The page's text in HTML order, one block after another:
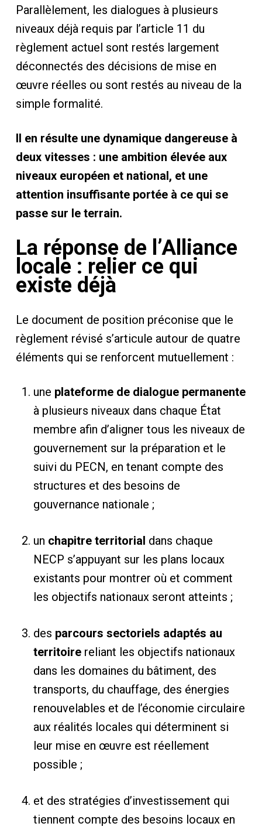
Parallèlement, les dialogues à plusieurs
niveaux déjà requis par l’article 11 du
règlement actuel sont restés largement
déconnectés des décisions de mise en
œuvre réelles ou sont restés au niveau de la
simple formalité.
Il en résulte une dynamique dangereuse à
deux vitesses : une ambition élevée aux
niveaux européen et national, et une
attention insuffisante portée à ce qui se
passe sur le terrain.
La réponse de l’Alliance
locale : relier ce qui
existe déjà
Le document de position préconise que le
règlement révisé s’articule autour de quatre
éléments qui se renforcent mutuellement :
une plateforme de dialogue permanente
à plusieurs niveaux dans chaque État
membre afin d’aligner tous les niveaux de
gouvernement sur la préparation et le
suivi du PECN, en tenant compte des
structures et des besoins de
gouvernance nationale ;
un chapitre territorial dans chaque
NECP s’appuyant sur les plans locaux
existants pour montrer où et comment
les objectifs nationaux seront atteints ;
des parcours sectoriels adaptés au
territoirereliant les objectifs nationaux
dans les domaines du bâtiment, des
transports, du chauffage, des énergies
renouvelables et de l’économie circulaire
aux réalités locales qui déterminent si
leur mise en œuvre est réellement
possible ;
et des stratégies d’investissement qui
tiennent compte des besoins locaux en